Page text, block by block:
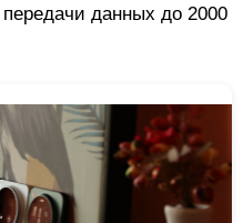
данных до 2000